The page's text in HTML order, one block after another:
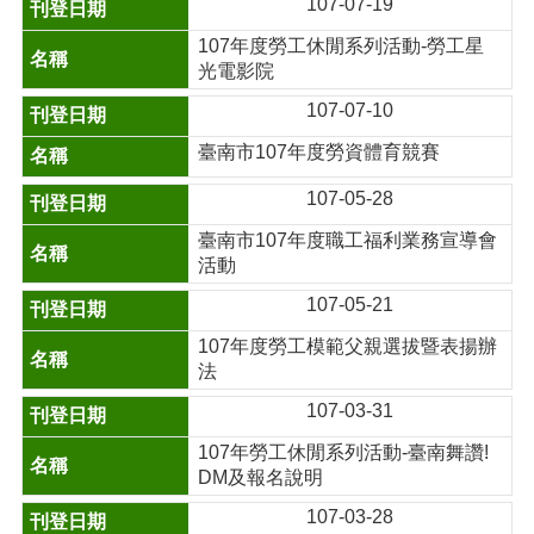
107-07-19
107年度勞工休閒系列活動-勞工星
光電影院
107-07-10
臺南市107年度勞資體育競賽
107-05-28
臺南市107年度職工福利業務宣導會
活動
107-05-21
107年度勞工模範父親選拔暨表揚辦
法
107-03-31
107年勞工休閒系列活動-臺南舞讚!
DM及報名說明
107-03-28